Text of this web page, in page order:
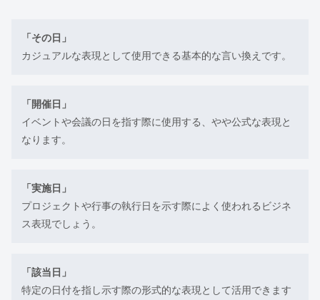
「その日」
カジュアルな表現として使用できる基本的な言い換えです。
「開催日」
イベントや会議の日を指す際に使用する、やや公式な表現と
なります。
「実施日」
プロジェクトや行事の執行日を示す際によく使われるビジネ
ス表現でしょう。
「該当日」
特定の日付を指し示す際の形式的な表現として活用できます